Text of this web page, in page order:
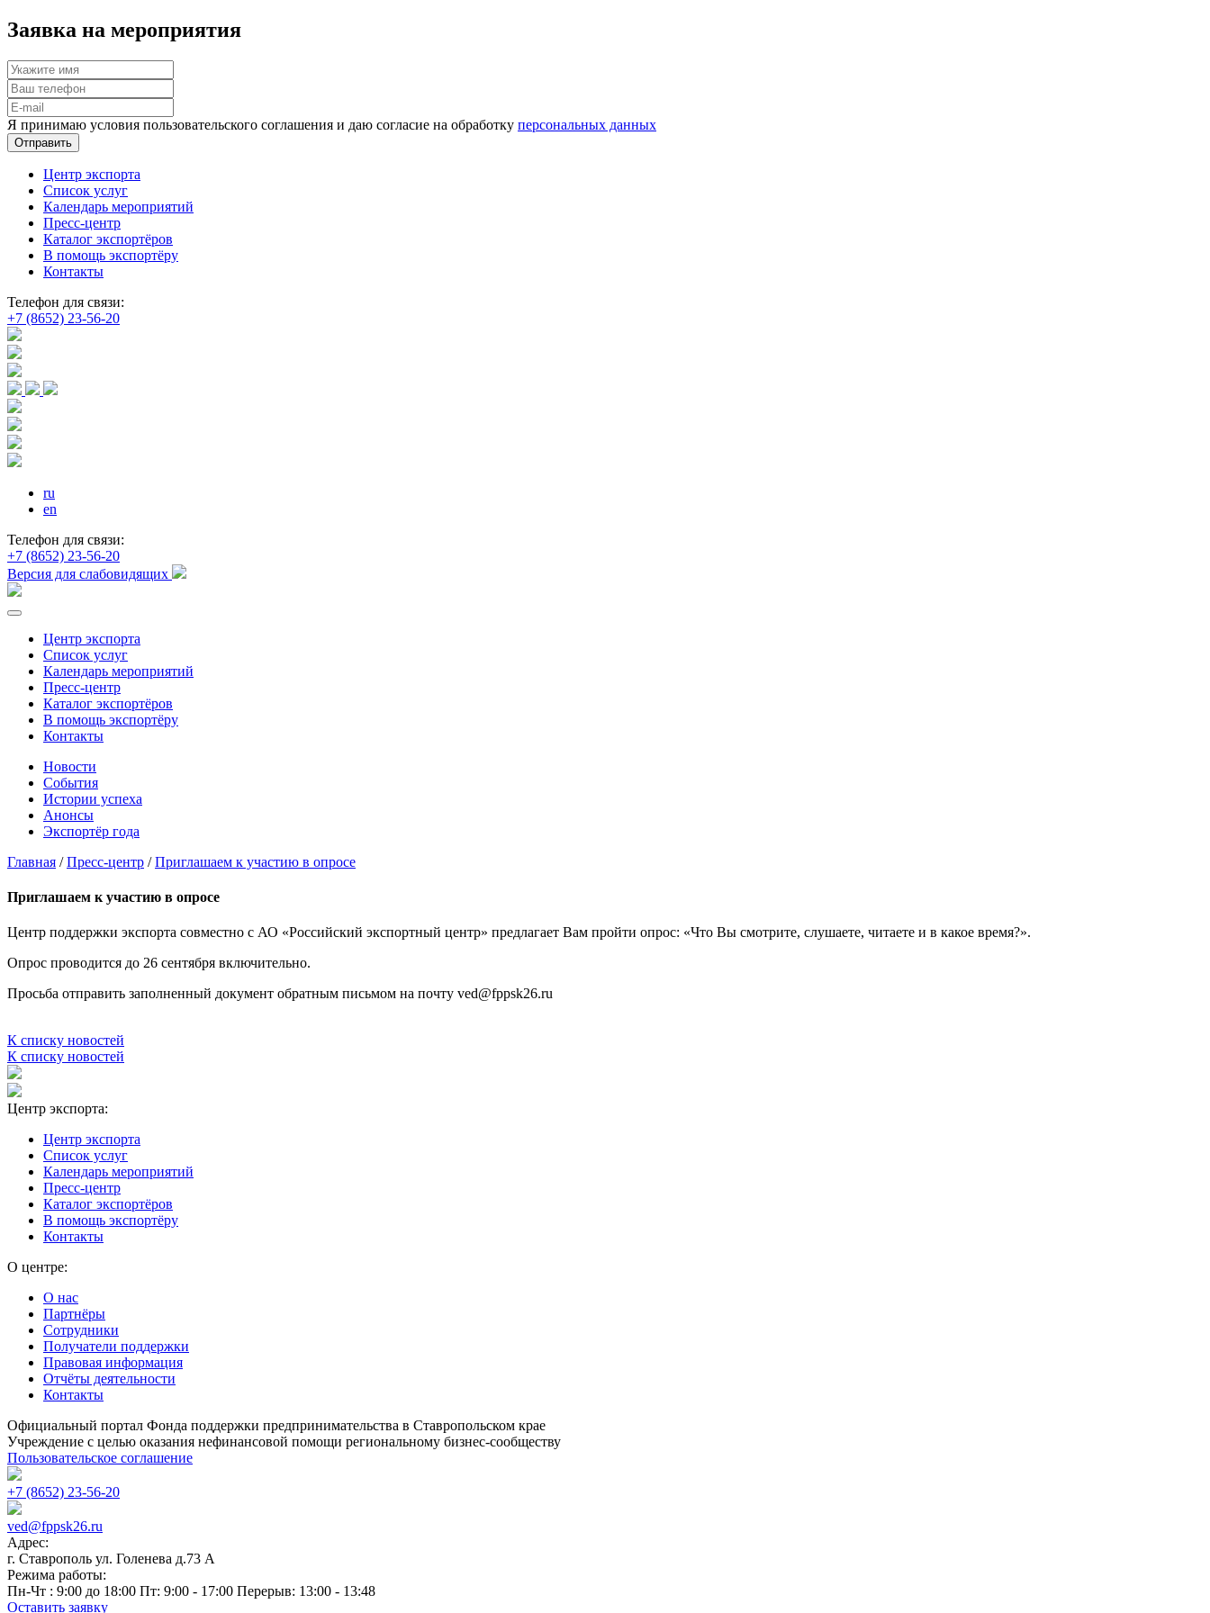
Заявка на мероприятия
Я принимаю условия пользовательского соглашения и даю согласие на обработку персональных данных
Отправить
Центр экспорта
Список услуг
Календарь мероприятий
Пресс-центр
Каталог экспортёров
В помощь экспортёру
Контакты
Телефон для связи:
+7 (8652) 23-56-20
ru
en
Телефон для связи:
+7 (8652) 23-56-20
Версия для слабовидящих
Центр экспорта
Список услуг
Календарь мероприятий
Пресс-центр
Каталог экспортёров
В помощь экспортёру
Контакты
Новости
События
Истории успеха
Анонсы
Экспортёр года
Главная /Пресс-центр /Приглашаем к участию в опросе
Приглашаем к участию в опросе
Центр поддержки экспорта совместно с АО «Российский экспортный центр» предлагает Вам пройти опрос: «Что Вы смотрите, слушаете, читаете и в какое время?».
Опрос проводится до 26 сентября включительно.
Просьба отправить заполненный документ обратным письмом на почту ved@fppsk26.ru
К списку новостей
К списку новостей
Центр экспорта:
Центр экспорта
Список услуг
Календарь мероприятий
Пресс-центр
Каталог экспортёров
В помощь экспортёру
Контакты
О центре:
О нас
Партнёры
Сотрудники
Получатели поддержки
Правовая информация
Отчёты деятельности
Контакты
Официальный портал Фонда поддержки предпринимательства в Ставропольском крае
Учреждение с целью оказания нефинансовой помощи региональному бизнес-сообществу
Пользовательское соглашение
+7 (8652) 23-56-20
ved@fppsk26.ru
Адрес:
г. Ставрополь ул. Голенева д.73 A
Режима работы:
Пн-Чт : 9:00 до 18:00 Пт: 9:00 - 17:00 Перерыв: 13:00 - 13:48
Оставить заявку